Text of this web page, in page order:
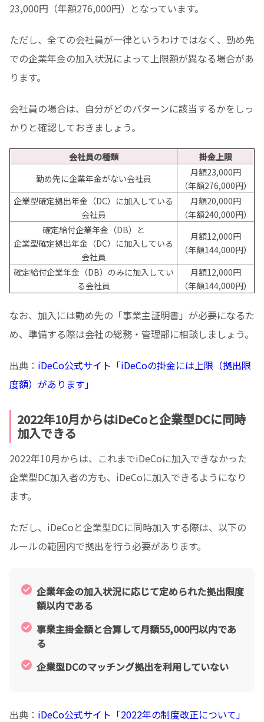
23,000円（年額276,000円）となっています。
ただし、全ての会社員が一律というわけではなく、勤め先
での企業年金の加入状況によって上限額が異なる場合があ
ります。
会社員の場合は、自分がどのパターンに該当するかをしっ
かりと確認しておきましょう。
会社員の種類
掛金上限
勤め先に企業年金がない会社員
月額23,000円
（年額276,000円）
企業型確定拠出年金（DC）に加入している
会社員
月額20,000円
（年額240,000円）
確定給付企業年金（DB）と
企業型確定拠出年金（DC）に加入している
会社員
月額12,000円
（年額144,000円）
確定給付企業年金（DB）のみに加入してい
る会社員
月額12,000円
（年額144,000円）
なお、加入には勤め先の「事業主証明書」が必要になるた
め、準備する際は会社の総務・管理部に相談しましょう。
出典： iDeCo公式サイト「iDeCoの掛金には上限（拠出限
度額）があります」
2022年10月からはiDeCoと企業型DCに同時
加入できる
2022年10月からは、これまでiDeCoに加入できなかった
企業型DC加入者の方も、iDeCoに加入できるようになり
ます。
ただし、iDeCoと企業型DCに同時加入する際は、以下の
ルールの範囲内で拠出を行う必要があります。
企業年金の加入状況に応じて定められた拠出限度
額以内である
事業主掛金額と合算して月額55,000円以内であ
る
企業型DCのマッチング拠出を利用していない
出典： iDeCo公式サイト「2022年の制度改正について」